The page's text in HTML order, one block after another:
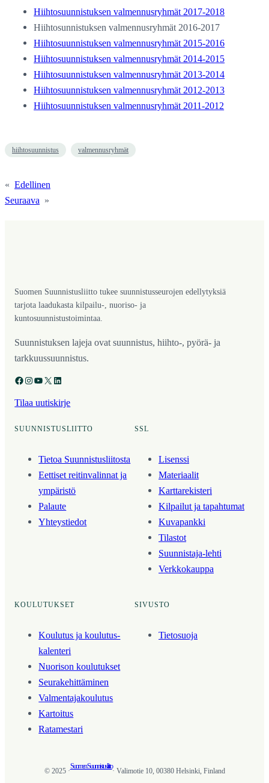
Hiihtosuunnistuksen valmennusryhmät 2017-2018
Hiihtosunnistuksen valmennusryhmät 2016-2017
Hiihtosuunnistuksen valmennusryhmät 2015-2016
Hiihtosuunnistuksen valmennusryhmät 2014-2015
Hiihtosuunnistuksen valmennusryhmät 2013-2014
Hiihtosuunnistuksen valmennusryhmät 2012-2013
Hiihtosuunnistuksen valmennusryhmät 2011-2012
hiihtosuunnistus valmennusryhmät
« Edellinen
Seuraava »
Suomen Suunnistusliitto tukee suunnistusseurojen edellytyksiä
tarjota laadukasta kilpailu-, nuoriso- ja
kuntosuunnistustoimintaa.
Suunnistuksen lajeja ovat suunnistus, hiihto-, pyörä- ja
tarkkuussuunnistus.
Facebook Instagram YouTube X LinkedIn
Tilaa uutiskirje
SUUNNISTUSLIITTO
Tietoa Suunnistusliitosta
Eettiset reitinvalinnat ja
ympäristö
Palaute
Yhteystiedot
SSL
Lisenssi
Materiaalit
Karttarekisteri
Kilpailut ja tapahtumat
Kuvapankki
Tilastot
Suunnistaja-lehti
Verkkokauppa
KOULUTUKSET
Koulutus ja koulutus­
kalenteri
Nuorison koulutukset
Seura­kehittäminen
Valmentaja­koulutus
Kartoitus
Ratamestari
SIVUSTO
Tietosuoja
© 2025 ·
Suomen Suunnistusliitto
· Valimotie 10, 00380 Helsinki, Finland